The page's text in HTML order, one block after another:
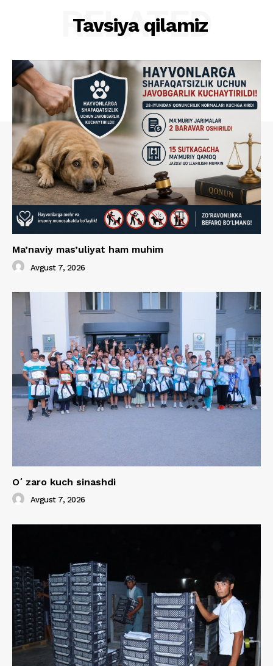
Tavsiya qilamiz
RELATED
Ma’naviy mas’uliyat ham muhim
Avgust 7, 2026
Oʻzaro kuch sinashdi
Avgust 7, 2026